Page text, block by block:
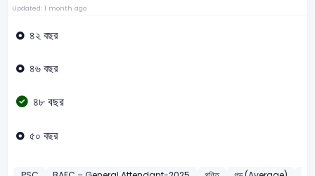
Updated: 1 month ago
৪২ বছর
৪৬ বছর
৪৮ বছর
৫০ বছর